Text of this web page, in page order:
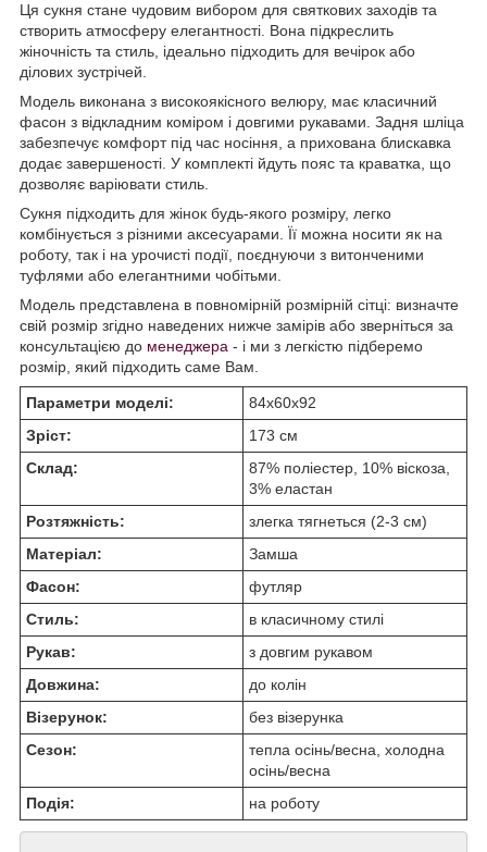
Ця сукня стане чудовим вибором для святкових заходів та
створить атмосферу елегантності. Вона підкреслить
жіночність та стиль, ідеально підходить для вечірок або
ділових зустрічей.
Модель виконана з високоякісного велюру, має класичний
фасон з відкладним коміром і довгими рукавами. Задня шліца
забезпечує комфорт під час носіння, а прихована блискавка
додає завершеності. У комплекті йдуть пояс та краватка, що
дозволяє варіювати стиль.
Сукня підходить для жінок будь-якого розміру, легко
комбінується з різними аксесуарами. Її можна носити як на
роботу, так і на урочисті події, поєднуючи з витонченими
туфлями або елегантними чобітьми.
Модель представлена в повномірній розмірній сітці: визначте
свій розмір згідно наведених нижче замірів або зверніться за
консультацією до менеджера - і ми з легкістю підберемо
розмір, який підходить саме Вам.
Параметри моделі:
84х60х92
Зріст:
173 см
Склад:
87% поліестер, 10% віскоза,
3% еластан
Розтяжність:
злегка тягнеться (2-3 см)
Матеріал:
Замша
Фасон:
футляр
Стиль:
в класичному стилі
Рукав:
з довгим рукавом
Довжина:
до колін
Візерунок:
без візерунка
Сезон:
тепла осінь/весна, холодна
осінь/весна
Подія:
на роботу